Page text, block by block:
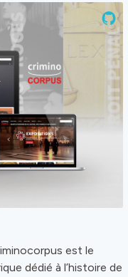
est le
dédié à l’histoire de